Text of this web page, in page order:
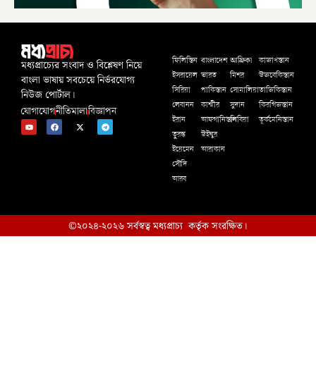
মধ্যপ্রাচ্যের সংবাদ ও বিশ্লেষণ নিয়ে
বাংলা ভাষায় সবচেয়ে নির্ভরযোগ্য
নিউজ পোর্টাল।
যোগাযোগনীতিমালাবিজ্ঞাপন
ফিলিস্তিন
ইসরায়েল
সিরিয়া
লেবানন
ইরান
তুরস্ক
ইয়েমেন
সৌদি
আরব
বাংলাদেশ
ভারত
পাকিস্তান
কাশ্মীর
আফগানিস্তান
উইঘুর
আরাকান
আফ্রিকা
মিশর
সোমালিয়া
সুদান
লিবিয়া
কাজাখস্তান
উজবেকিস্তান
তাজিকিস্তান
কিরগিজস্তান
তূর্কমেনিস্তান
©২০২৪-২০২৬ সর্বস্বত্ব মধ্যপ্রাচ্য কর্তৃক সংরক্ষিত।